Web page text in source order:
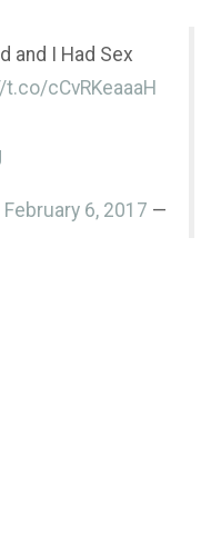
and I Had Sex
cCvRKeaaaH
— Ify-Asia (@ifyasia)
February 6, 2017